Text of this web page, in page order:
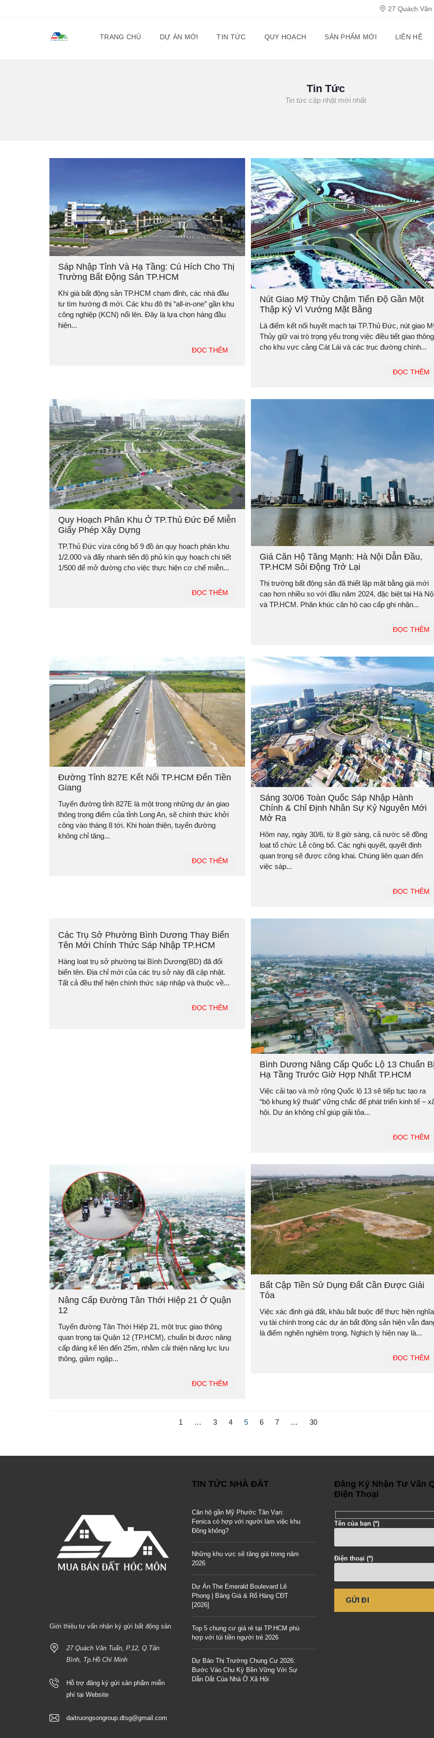
27 Quách
TRANG CHỦ DỰ ÁN MỚI TIN TỨC QUY HOẠCH SẢN PHẨM MỚI LIÊN HỆ
Tin Tức
Tin tức cập nhật mới nhất
Sáp Nhập Tỉnh Và Hạ Tầng: Cú Hích Cho Thị
Trường Bất Động Sản TP.HCM
Khi giá bất động sản TP.HCM chạm đỉnh, các nhà đầu
tư tìm hướng đi mới. Các khu đô thị “all-in-one” gần khu
công nghiệp (KCN) nổi lên. Đây là lựa chọn hàng đầu
hiện...
ĐỌC THÊM
Nút Giao Mỹ Thủy Chậm Tiến Độ Gần Một
Thập Kỷ Vì Vướng Mặt Bằng
Là điểm kết nối huyết mạch tại TP.Thủ Đức, nút giao
Thủy giữ vai trò trọng yếu trong việc điều tiết giao thông
cho khu vực cảng Cát Lái và các trục đường chính...
ĐỌC THÊM
Quy Hoạch Phân Khu Ở TP.Thủ Đức Để Miễn
Giấy Phép Xây Dựng
TP.Thủ Đức vừa công bố 9 đồ án quy hoạch phân khu
1/2.000 và đẩy nhanh tiến độ phủ kín quy hoạch chi tiết
1/500 để mở đường cho việc thực hiện cơ chế miễn...
ĐỌC THÊM
Giá Căn Hộ Tăng Mạnh: Hà Nội Dẫn Đầu,
TP.HCM Sôi Động Trở Lại
Thị trường bất động sản đã thiết lập mặt bằng giá mới
cao hơn nhiều so với đầu năm 2024, đặc biệt tại Hà
và TP.HCM. Phân khúc căn hộ cao cấp ghi nhận...
ĐỌC THÊM
Đường Tỉnh 827E Kết Nối TP.HCM Đến Tiền
Giang
Tuyến đường tỉnh 827E là một trong những dự án giao
thông trọng điểm của tỉnh Long An, sẽ chính thức khởi
công vào tháng 8 tới. Khi hoàn thiện, tuyến đường
không chỉ tăng...
ĐỌC THÊM
Sáng 30/06 Toàn Quốc Sáp Nhập Hành
Chính & Chỉ Định Nhân Sự Kỷ Nguyên Mới
Mở Ra
Hôm nay, ngày 30/6, từ 8 giờ sáng, cả nước sẽ đồng
loạt tổ chức Lễ công bố. Các nghị quyết, quyết định
quan trọng sẽ được công khai. Chúng liên quan đến
việc sáp...
ĐỌC THÊM
Các Trụ Sở Phường Bình Dương Thay Biển
Tên Mới Chính Thức Sáp Nhập TP.HCM
Hàng loạt trụ sở phường tại Bình Dương(BD) đã đổi
biển tên. Địa chỉ mới của các trụ sở này đã cập nhật.
Tất cả đều thể hiện chính thức sáp nhập và thuộc về...
ĐỌC THÊM
Bình Dương Nâng Cấp Quốc Lộ 13 Chuẩn
Hạ Tầng Trước Giờ Hợp Nhất TP.HCM
Việc cải tạo và mở rộng Quốc lộ 13 sẽ tiếp tục tạo ra
“bộ khung kỹ thuật” vững chắc để phát triển kinh tế –
hội. Dự án không chỉ giúp giải tỏa...
ĐỌC THÊM
Nâng Cấp Đường Tân Thới Hiệp 21 Ở Quận
12
Tuyến đường Tân Thới Hiệp 21, một trục giao thông
quan trọng tại Quận 12 (TP.HCM), chuẩn bị được nâng
cấp đáng kể lên đến 25m, nhằm cải thiện năng lực lưu
thông, giảm ngập...
ĐỌC THÊM
Bất Cập Tiền Sử Dụng Đất Cần Được Giải
Tỏa
Việc xác định giá đất, khâu bắt buộc để thực hiện nghĩa
vụ tài chính trong các dự án bất động sản hiện vẫn
là điểm nghẽn nghiêm trọng. Nghịch lý hiện nay là...
ĐỌC THÊM
1 … 3 4 5 6 7 … 30
Giới thiệu tư vấn nhận ký gửi bất động sản
27 Quách Văn Tuấn, P.12, Q.Tân
Bình, Tp.Hồ Chí Minh
Hỗ trợ đăng ký gửi sản phẩm miễn
phí tại Website
daitruongsongroup.dtsg@gmail.com
TIN TỨC NHÀ ĐẤT
Căn hộ gần Mỹ Phước Tân Vạn:
Fenica có hợp với người làm việc khu
Đông không?
Những khu vực sẽ tăng giá trong năm
2026
Dự Án The Emerald Boulevard Lê
Phong | Bảng Giá & Rổ Hàng CĐT
[2026]
Top 5 chung cư giá rẻ tại TP.HCM phù
hợp với túi tiền người trẻ 2026
Dự Báo Thị Trường Chung Cư 2026:
Bước Vào Chu Kỳ Bền Vững Với Sự
Dẫn Dắt Của Nhà Ở Xã Hội
Đăng Ký Nhận Tư Vấn
Điện Thoại
Tên của bạn (*)
Điện thoại (*)